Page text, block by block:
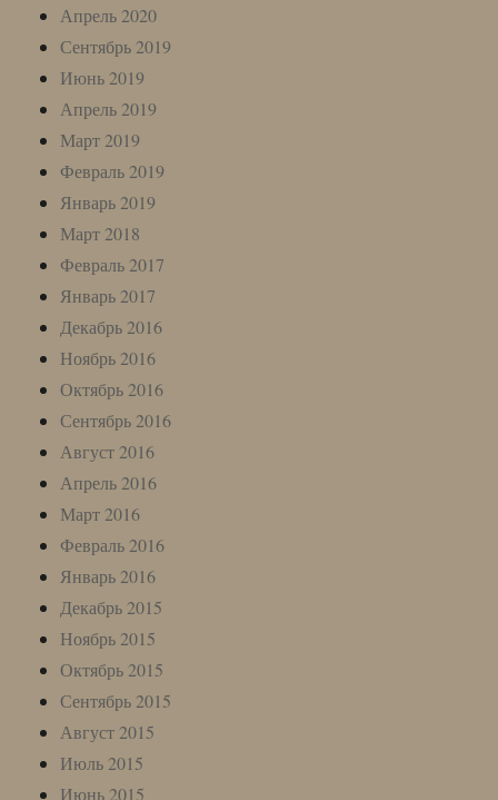
Апрель 2020
Сентябрь 2019
Июнь 2019
Апрель 2019
Март 2019
Февраль 2019
Январь 2019
Март 2018
Февраль 2017
Январь 2017
Декабрь 2016
Ноябрь 2016
Октябрь 2016
Сентябрь 2016
Август 2016
Апрель 2016
Март 2016
Февраль 2016
Январь 2016
Декабрь 2015
Ноябрь 2015
Октябрь 2015
Сентябрь 2015
Август 2015
Июль 2015
Июнь 2015